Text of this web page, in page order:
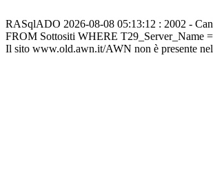
RASqlADO 2026-08-08 05:13:12 : 2002 -
FROM Sottositi WHERE
Il sito www.old.awn.it/AWN non è presente